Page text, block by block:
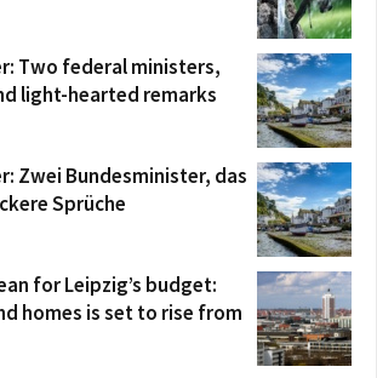
Two federal ministers,
light-hearted remarks
Zwei Bundesminister, das
Sprüche
for Leipzig’s budget:
homes is set to rise from